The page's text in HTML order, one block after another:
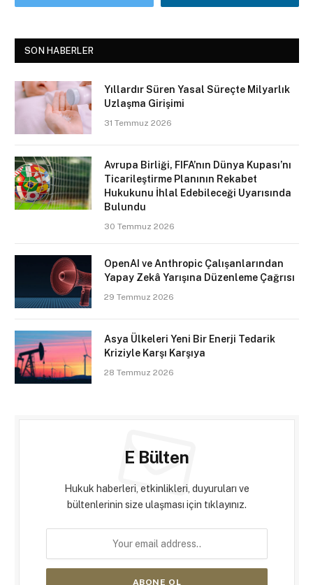
SON HABERLER
Yıllardır Süren Yasal Süreçte Milyarlık
Uzlaşma Girişimi
31 Temmuz 2026
Avrupa Birliği, FIFA’nın Dünya Kupası’nı
Ticarileştirme Planının Rekabet
Hukukunu İhlal Edebileceği Uyarısında
Bulundu
30 Temmuz 2026
OpenAI ve Anthropic Çalışanlarından
Yapay Zekâ Yarışına Düzenleme Çağrısı
29 Temmuz 2026
Asya Ülkeleri Yeni Bir Enerji Tedarik
Kriziyle Karşı Karşıya
28 Temmuz 2026
E Bülten
Hukuk haberleri, etkinlikleri, duyuruları ve
bültenlerinin size ulaşması için tıklayınız.